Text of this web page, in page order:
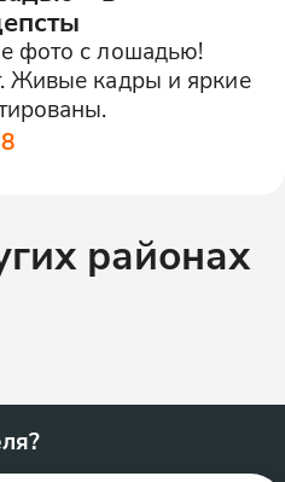
фото с лошадью!
Живые кадры и яркие
районах